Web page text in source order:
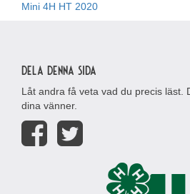
Mini 4H HT 2020
Dela denna sida
Låt andra få veta vad du precis läst.
dina vänner.